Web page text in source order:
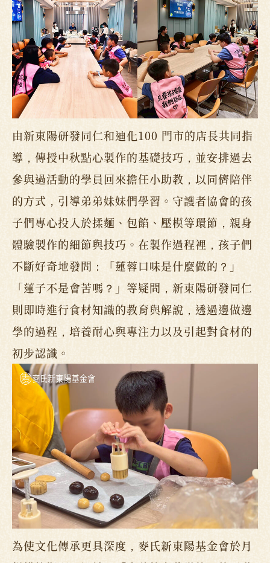
由新東陽研發同仁和迪化100 門市的店長共同指
導，傳授中秋點心製作的基礎技巧，並安排過去
參與過活動的學員回來擔任小助教，以同儕陪伴
的方式，引導弟弟妹妹們學習。守護者協會的孩
子們專心投入於揉麵、包餡、壓模等環節，親身
體驗製作的細節與技巧。在製作過程裡，孩子們
不斷好奇地發問：「蓮蓉口味是什麼做的？」
「蓮子不是會苦嗎？」等疑問，新東陽研發同仁
則即時進行食材知識的教育與解說，透過邊做邊
學的過程，培養耐心與專注力以及引起對食材的
初步認識。
為使文化傳承更具深度，麥氏新東陽基金會於月